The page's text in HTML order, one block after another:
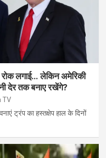
लगाई… लेकिन अमेरिकी
देर तक बनाए रखेंगे?
TV
ट्रंप का हस्तक्षेप हाल के दिनों